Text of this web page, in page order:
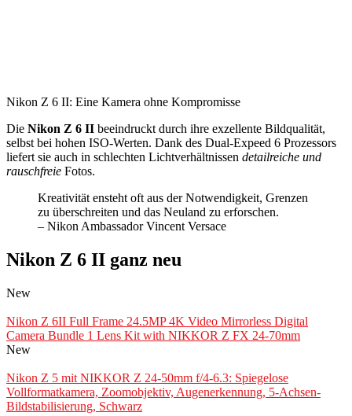
Nikon Z 6 II: Eine Kamera ohne Kompromisse
Die Nikon Z 6 II beeindruckt durch ihre exzellente Bildqualität,
selbst bei hohen ISO-Werten. Dank des Dual-Expeed 6 Prozessors
liefert sie auch in schlechten Lichtverhältnissen detailreiche und
rauschfreie Fotos.
Kreativität ensteht oft aus der Notwendigkeit, Grenzen
zu überschreiten und das Neuland zu erforschen.
– Nikon Ambassador Vincent Versace
Nikon Z 6 II ganz neu
New
Nikon Z 6II Full Frame 24.5MP 4K Video Mirrorless Digital
Camera Bundle 1 Lens Kit with NIKKOR Z FX 24-70mm
New
Nikon Z 5 mit NIKKOR Z 24-50mm f/4-6.3: Spiegelose
Vollformatkamera, Zoomobjektiv, Augenerkennung, 5-Achsen-
Bildstabilisierung, Schwarz